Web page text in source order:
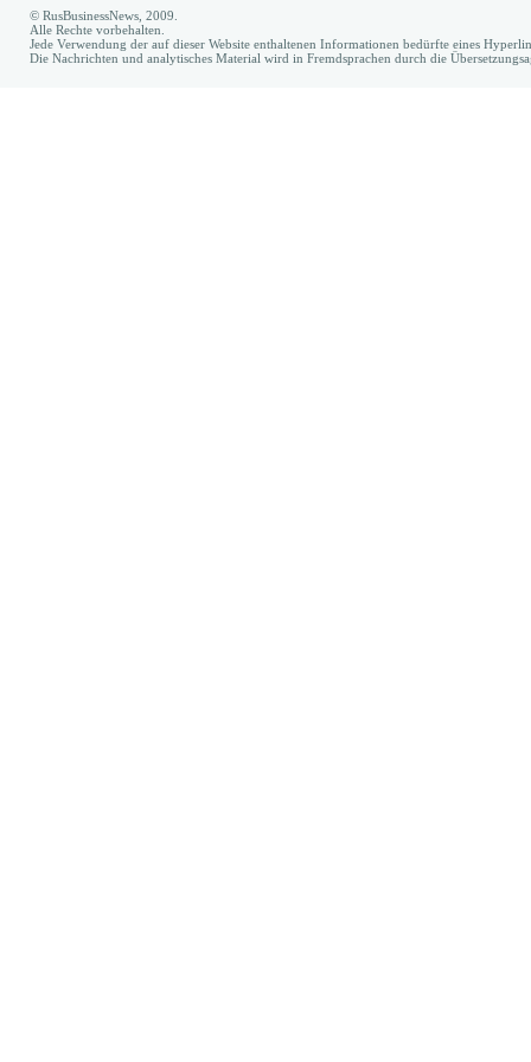
© RusBusinessNews, 2009.
Alle Rechte vorbehalten.
Jede Verwendung der auf dieser Website enthaltenen Informationen bedürfte eines
Die Nachrichten und analytisches Material wird in Fremdsprachen durch die